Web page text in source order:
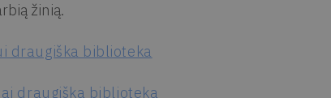
žinią.
draugiška biblioteka
draugiška biblioteka